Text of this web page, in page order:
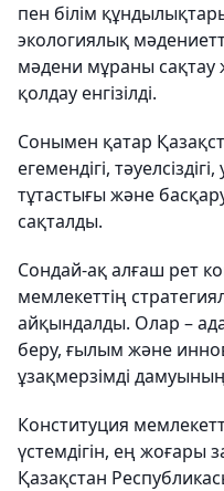
пен білім
экологиялық
мәдени мұраны сақтау
қолдау енгізілді.
Сонымен қатар
егемендігі,
тұтастығы және
сақталды.
Сондай-ақ алғаш рет
мемлекеттің
айқындалды. Олар –
беру, ғылым және
ұзақмерзімді дамуының
Конституция
үстемдігін, ең жоғары
Қазақстан